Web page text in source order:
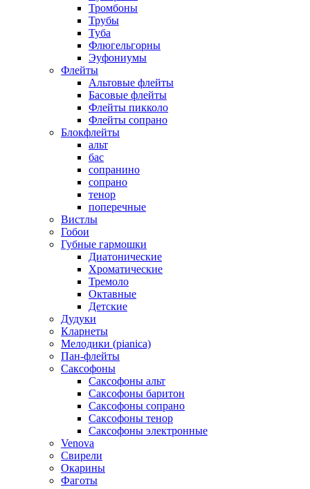
Тромбоны
Трубы
Туба
Флюгельгорны
Эуфониумы
Флейты
Альтовые флейты
Басовые флейты
Флейты пикколо
Флейты сопрано
Блокфлейты
альт
бас
сопранино
сопрано
тенор
поперечные
Вистлы
Гобои
Губные гармошки
Диатонические
Хроматические
Тремоло
Октавные
Детские
Дудуки
Кларнеты
Мелодики (pianica)
Пан-флейты
Саксофоны
Саксофоны альт
Саксофоны баритон
Саксофоны сопрано
Саксофоны тенор
Саксофоны электронные
Venova
Свирели
Окарины
Фаготы